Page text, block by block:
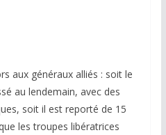
aux généraux alliés : soit le
au lendemain, avec des
soit il est reporté de 15
les troupes libératrices